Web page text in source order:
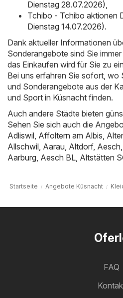
Dienstag 28.07.2026),
Tchibo - Tchibo aktionen
Dienstag 14.07.2026).
Dank aktueller Informationen
Sonderangebote sind Sie
das Einkaufen wird für Sie zu
Bei uns erfahren Sie sofort, wo
und Sonderangebote aus der
und Sport in Küsnacht finden.
Auch andere Städte bieten
Sehen Sie sich auch die
Adliswil, Affoltern am Albis,
Allschwil, Aarau, Altdorf, Aesch,
Aarburg, Aesch BL, Altstätten
Startseite Angebote Küsnacht
FAQ